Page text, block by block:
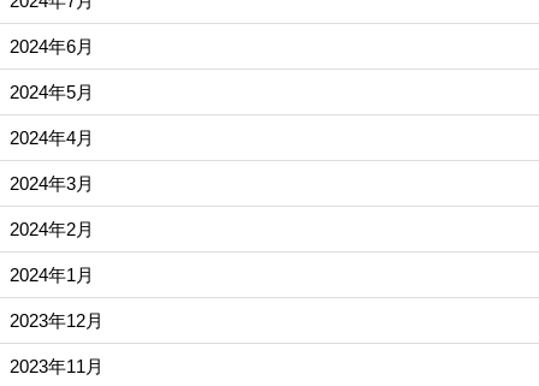
2024年6月
2024年5月
2024年4月
2024年3月
2024年2月
2024年1月
2023年12月
2023年11月